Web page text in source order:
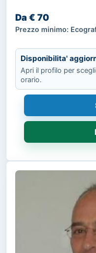
Da € 70
Prezzo minimo:
Disponibilita'
Apri il profilo per
orario.